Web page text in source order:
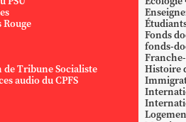
Rouge
Tribune Socialiste
audio du CPFS
Fonds
fonds-
Histoire